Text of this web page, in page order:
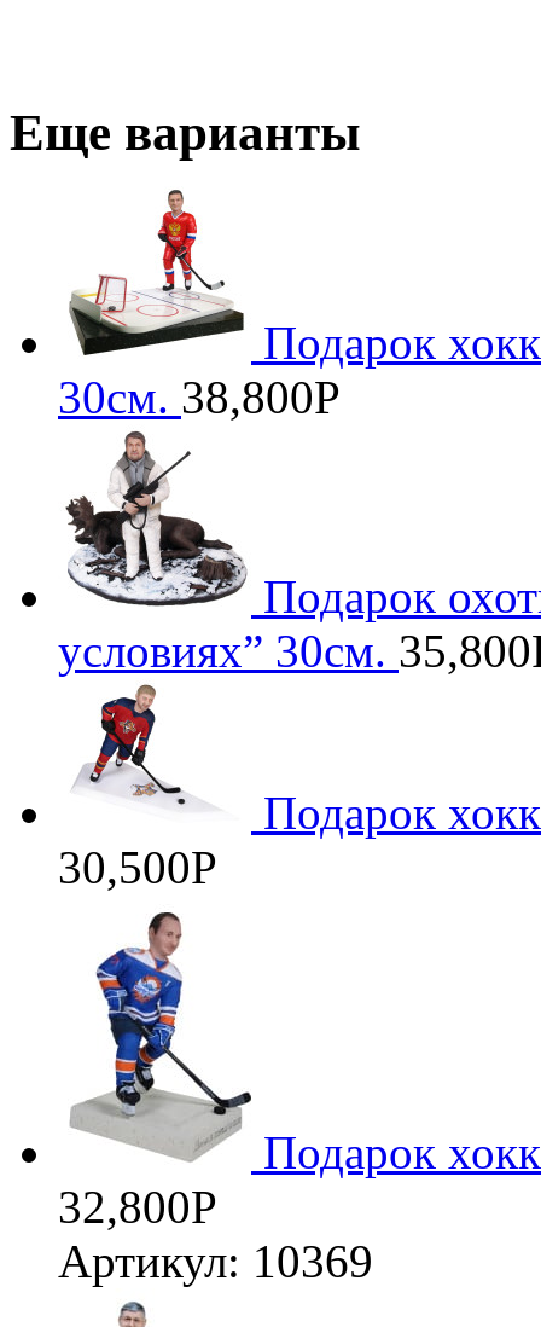
Еще варианты
Подарок
30см. 38,800Р
Подарок
условиях” 30см. 35,800
Подарок
30,500Р
Подарок
32,800Р
Артикул: 10369